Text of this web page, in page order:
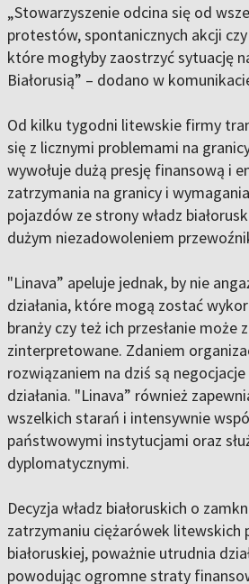
„Stowarzyszenie odcina się od
protestów, spontanicznych akcji czy
które mogłyby zaostrzyć sytuację
Białorusią” – dodano w
Od kilku tygodni litewskie firmy
się z licznymi problemami na
wywołuje dużą presję finansową i
zatrzymania na granicy i
pojazdów ze strony władz
dużym niezadowoleniem
"Linava” apeluje jednak, by nie
działania, które mogą zostać
branży czy też ich przesłanie może
zinterpretowane. Zdaniem
rozwiązaniem na dziś są
działania. "Linava” również
wszelkich starań i intensywnie
państwowymi instytucjami oraz
dyplomatycznymi.
Decyzja władz białoruskich o
zatrzymaniu ciężarówek litewskich
białoruskiej, poważnie utrudnia
powodując ogromne straty